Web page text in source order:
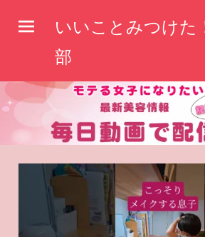
へ
いいことみつけた
部